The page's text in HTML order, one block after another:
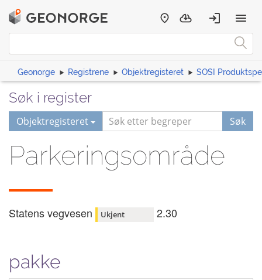
Geonorge Registrene Objektregisteret SOSI
Søk i register
Objektregisteret Søk
Parkeringsområde
Statens vegvesen Ukjent 2.30
pakke